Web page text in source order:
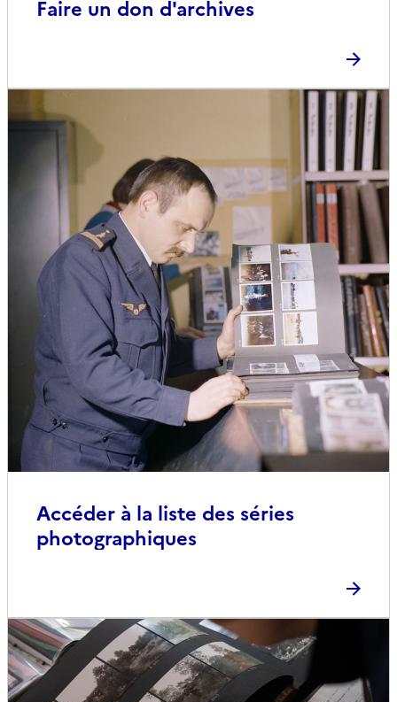
Faire un don d'archives
Accéder à la liste des séries
photographiques